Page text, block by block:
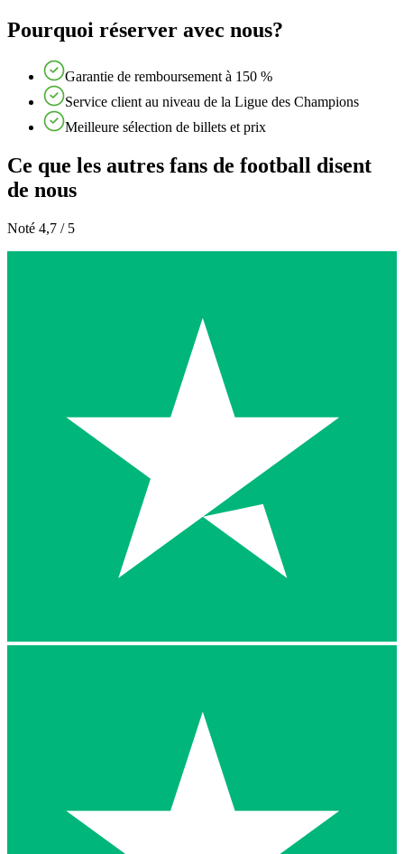
Pourquoi réserver avec nous?
Garantie de remboursement à 150 %
Service client au niveau de la Ligue des Champions
Meilleure sélection de billets et prix
Ce que les autres fans de football disent
de nous
Noté 4,7 / 5